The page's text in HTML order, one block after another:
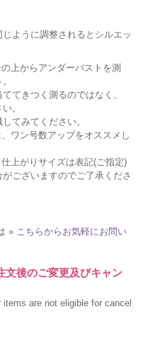
ように調整されるとシルエッ
上からアンダーバストを測
てきつく測るのではなく、
。
てみてください。
ワン号数アップをオススメし
上がりサイズは表記(ご指定)
ございますのでご了承くださ
» こちらからお気軽にお問い
後のご変更及びキャン
are not eligible for cancel